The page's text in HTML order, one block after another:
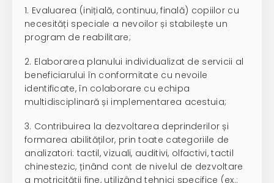
1. Evaluarea (inițială, continuu, finală) copiilor cu
necesități speciale a nevoilor și stabilește un
program de reabilitare;
2. Elaborarea planului individualizat de servicii al
beneficiarului în conformitate cu nevoile
identificate, în colaborare cu echipa
multidisciplinară și implementarea acestuia;
3. Contribuirea la dezvoltarea deprinderilor și
formarea abilităților, prin toate categoriile de
analizatori: tactil, vizuali, auditivi, olfactivi, tactil
chinestezic, ținând cont de nivelul de dezvoltare
a motricității fine, utilizând tehnici specifice (ex.: